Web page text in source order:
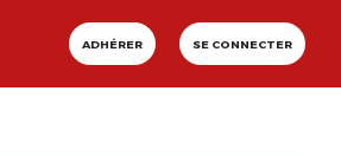
ADHÉRER SE CONNECTER